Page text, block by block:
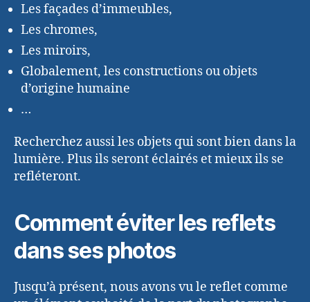
Les façades d’immeubles,
Les chromes,
Les miroirs,
Globalement, les constructions ou objets
d’origine humaine
…
Recherchez aussi les objets qui sont bien dans la
lumière. Plus ils seront éclairés et mieux ils se
refléteront.
Comment éviter les reflets
dans ses photos
Jusqu’à présent, nous avons vu le reflet comme